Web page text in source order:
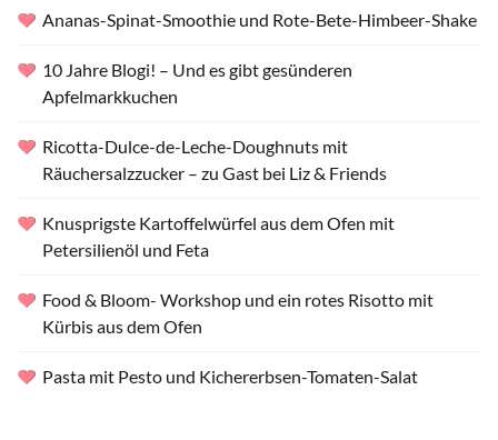
Ananas-Spinat-Smoothie und Rote-Bete-Himbeer-Shake
10 Jahre Blogi! – Und es gibt gesünderen
Apfelmarkkuchen
Ricotta-Dulce-de-Leche-Doughnuts mit
Räuchersalzzucker – zu Gast bei Liz & Friends
Knusprigste Kartoffelwürfel aus dem Ofen mit
Petersilienöl und Feta
Food & Bloom- Workshop und ein rotes Risotto mit
Kürbis aus dem Ofen
Pasta mit Pesto und Kichererbsen-Tomaten-Salat